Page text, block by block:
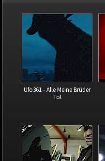
Ufo361 - Alle Meine Brüder
Tot